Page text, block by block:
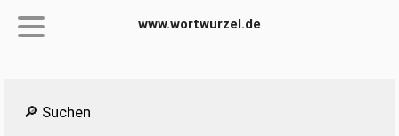
www.wortwurzel.de
🔎 Suchen